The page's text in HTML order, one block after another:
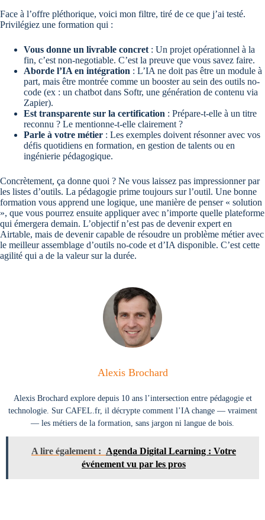
Face à l’offre pléthorique, voici mon filtre, tiré de ce que j’ai testé.
Privilégiez une formation qui :
Vous donne un livrable concret : Un projet opérationnel à la
fin, c’est non-negotiable. C’est la preuve que vous savez faire.
Aborde l’IA en intégration : L’IA ne doit pas être un module à
part, mais être montrée comme un booster au sein des outils no-
code (ex : un chatbot dans Softr, une génération de contenu via
Zapier).
Est transparente sur la certification : Prépare-t-elle à un titre
reconnu ? Le mentionne-t-elle clairement ?
Parle à votre métier : Les exemples doivent résonner avec vos
défis quotidiens en formation, en gestion de talents ou en
ingénierie pédagogique.
Concrètement, ça donne quoi ? Ne vous laissez pas impressionner par
les listes d’outils. La pédagogie prime toujours sur l’outil. Une bonne
formation vous apprend une logique, une manière de penser « solution
», que vous pourrez ensuite appliquer avec n’importe quelle plateforme
qui émergera demain. L’objectif n’est pas de devenir expert en
Airtable, mais de devenir capable de résoudre un problème métier avec
le meilleur assemblage d’outils no-code et d’IA disponible. C’est cette
agilité qui a de la valeur sur la durée.
Alexis Brochard
Alexis Brochard explore depuis 10 ans l’intersection entre pédagogie et
technologie. Sur CAFEL.fr, il décrypte comment l’IA change — vraiment
— les métiers de la formation, sans jargon ni langue de bois.
A lire également : Agenda Digital Learning : Votre
événement vu par les pros